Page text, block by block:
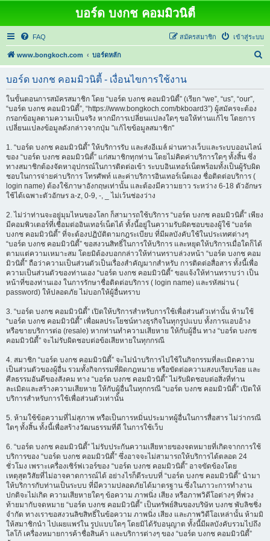
บอร์ด บงกช คอมมิวนิตี้
FAQ เข้าสู่ระบบ
สมัครสมาชิก
www.bongkoch.com บอร์ดหลัก
บอร์ด บงกช คอมมิวนิตี้ - เงื่อนไขการใช้งาน
ในขั้นตอนการสมัครสมาชิก โดย “บอร์ด บงกช คอมมิวนิตี้” (เรียก “we”, “us”, “our”,
“บอร์ด บงกช คอมมิวนิตี้”, “https://www.bongkoch.com/bkboard3”) ผู้สมัครจะต้อง
กรอกข้อมูลตามความเป็นจริง หากมีการเปลี่ยนแปลงใดๆ ขอให้ท่านแก้ไข โดยการ
เปลี่ยนแปลงข้อมูลดังกล่าวจากปุ่ม "แก้ไขข้อมูลสมาชิก"
1. “บอร์ด บงกช คอมมิวนิตี้” ให้บริการรับ และส่งอีเมล์ ผ่านทางเว็บและระบบออนไลน์
ของ “บอร์ด บงกช คอมมิวนิตี้” แก่สมาชิกทุกท่าน โดยไม่คิดค่าบริการใดๆ ทั้งสิ้น ซึ่ง
ทางสมาชิกต้องจัดหาอุปกรณ์ในการติดต่อเข้า ระบบอินเทอร์เน็ตพร้อมทั้งเป็นผู้รับผิด
ชอบในการจ่ายค่าบริการ โทรศัพท์ และค่าบริการอินเทอร์เน็ตเอง ชื่อติดต่อบริการ (
login name) ต้องใช้ภาษาอังกฤษเท่านั้น และต้องมีความยาว ระหว่าง 6-18 ตัวอักษร
ใช้ได้เฉพาะตัวอักษร a-z, 0-9, -, _ ไม่เว้นช่องว่าง
2. ไม่ว่าท่านจะอยู่มุมไหนของโลก ก็สามารถใช้บริการ “บอร์ด บงกช คอมมิวนิตี้” เพียง
มีคอมพิวเตอร์ที่เชื่อมต่ออินเทอร์เน็ตได้ ทั้งนี้อยู่ในความรับผิดชอบของผู้ใช้ “บอร์ด
บงกช คอมมิวนิตี้” ที่จะต้องปฏิบัติตามกฎระเบียบ ที่มีผลบังคับใช้ในประเทศต่างๆ
“บอร์ด บงกช คอมมิวนิตี้” ขอสงวนสิทธิ์ในการให้บริการ และหยุดให้บริการเมื่อใดก็ได้
ตามแต่ความเหมาะสม โดยมิต้องบอกกล่าวให้ท่านทราบล่วงหน้า “บอร์ด บงกช คอม
มิวนิตี้” ถือว่าความเป็นส่วนตัวเป็นเรื่องสำคัญมากสำหรับ การติดต่อสื่อสาร ทั้งนี้เพื่อ
ความเป็นส่วนตัวของท่านเอง “บอร์ด บงกช คอมมิวนิตี้” ขอแจ้งให้ท่านทราบว่า เป็น
หน้าที่ของท่านเอง ในการรักษาชื่อติดต่อบริการ ( login name) และรหัสผ่าน (
password) ให้ปลอดภัย ไม่บอกให้ผู้อื่นทราบ
3. “บอร์ด บงกช คอมมิวนิตี้” เปิดให้บริการสำหรับการใช้เพื่อส่วนตัวเท่านั้น ห้ามใช้
“บอร์ด บงกช คอมมิวนิตี้” เพื่อผลประโยชน์ทางธุรกิจในทุกรูปแบบ ทั้งการแอบอ้าง
หรือขายบริการต่อ (resale) หากท่านทำความเสียหาย ให้กับผู้อื่น ทาง “บอร์ด บงกช
คอมมิวนิตี้” จะไม่รับผิดชอบต่อข้อเสียหายในทุกกรณี
4. สมาชิก “บอร์ด บงกช คอมมิวนิตี้” จะไม่นำบริการไปใช้ในกิจกรรมที่ละเมิดความ
เป็นส่วนตัวของผู้อื่น รวมทั้งกิจกรรมที่ผิดกฎหมาย หรือขัดต่อความสงบเรียบร้อย และ
ศีลธรรมอันดีของสังคม ทาง “บอร์ด บงกช คอมมิวนิตี้” ไม่รับผิดชอบต่อสิ่งที่ท่าน
ละเมิดและสร้างความเสียหาย ให้กับผู้อื่นในทุกกรณี “บอร์ด บงกช คอมมิวนิตี้” เปิดให้
บริการสำหรับการใช้เพื่อส่วนตัวเท่านั้น
5. ห้ามใช้ข้อความที่ไม่สุภาพ หรือเป็นการหมิ่นประมาทผู้อื่นในการสื่อสาร ไม่ว่ากรณี
ใดๆ ทั้งสิ้น ทั้งนี้เพื่อสร้างวัฒนธรรมที่ดี ในการใช้เว็บ
6. “บอร์ด บงกช คอมมิวนิตี้” ไม่รับประกันความเสียหายของจดหมายที่เกิดจากการใช้
บริการของ “บอร์ด บงกช คอมมิวนิตี้” ซึ่งอาจจะไม่สามารถให้บริการได้ตลอด 24
ชั่วโมง เพราะเครื่องเซิร์ฟเวอร์ของ “บอร์ด บงกช คอมมิวนิตี้” อาจขัดข้องโดย
เหตุสุดวิสัยที่ไม่อาจคาดการณ์ได้ อย่างไรก็ดีระบบที่ “บอร์ด บงกช คอมมิวนิตี้” นำมา
ให้บริการกับท่านเป็นระบบ ที่มีความปลอดภัยได้มาตรฐาน ซึ่งในภาวะการทำงาน
ปกติจะไม่เกิด ความเสียหายใดๆ ข้อความ ภาพนิ่ง เสียง หรือภาพวิดีโอต่างๆ ที่พ่วง
ท้ายมากับจดหมาย “บอร์ด บงกช คอมมิวนิตี้” เป็นทรัพย์สินของบริษัท บงกช พับลิชชิ่ง
จำกัด ทางเราขอสงวนลิขสิทธิ์ในข้อความ ภาพนิ่ง เสียง และภาพวิดีโอเหล่านั้น ห้ามมิ
ให้สมาชิกนำ ไปเผยแพร่ใน รูปแบบใดๆ โดยมิได้รับอนุญาต ทั้งนี้มีผลบังคับรวมไปถึง
โลโก้ เครื่องหมายการค้าชื่อสินค้า และบริการต่างๆ ของ “บอร์ด บงกช คอมมิวนิตี้”